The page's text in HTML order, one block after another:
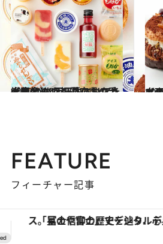
2022.7.20
【画像】47都道府県の手土産 つめたい夏のおやつ大集合！“西日本エリアを総まとめ”
グルメ 【画像】
グ
FEATURE
フィーチャー記事
【銀座で出合う最旬美容】美髪ケアや上質な眠り…セルフケアのアップデートから、特別な名入れギフトまで。大人のため